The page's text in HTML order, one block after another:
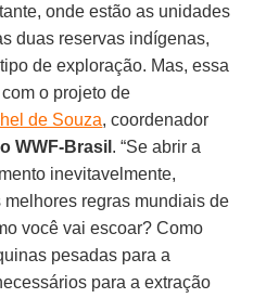
onde estão as unidades
duas reservas indígenas,
de exploração. Mas, essa
o projeto de
de Souza, coordenador
WWF-Brasil . “Se abrir a
inevitavelmente,
regras mundiais de
você vai escoar? Como
pesadas para a
para a extração